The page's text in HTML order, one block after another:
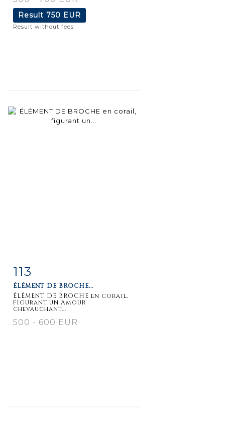
Result 750 EUR
Result without fees
Item detail
113
ÉLÉMENT DE BROCHE...
ÉLÉMENT DE BROCHE en corail,
figurant un Amour
chevauchant...
500 - 600 EUR